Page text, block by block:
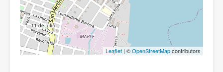
Leaflet | ©OpenStreetMapcontributors